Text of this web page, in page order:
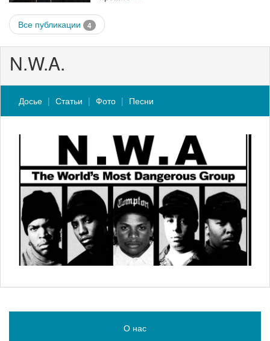
Все публикации 4
N.W.A.
Досье Статьи Фото Песни
О нас